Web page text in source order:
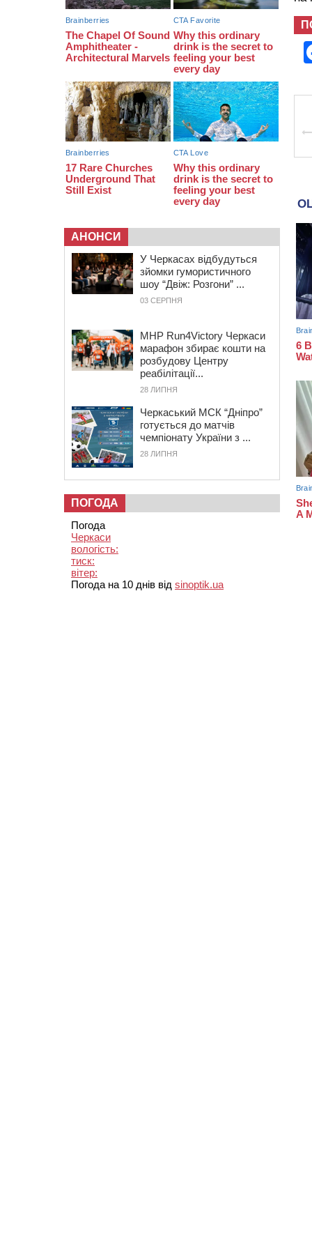
12:50 Внаслідок падіння вертольота
загинув 28-річний захисник зі
Сміли
АНОНСИ
У Черкасах відбудуться
зйомки гумористичного
шоу “Двіж: Розгони” ...
03 СЕРПНЯ
MHP Run4Victory Черкаси
марафон збирає кошти на
розбудову Центру
реабілітації...
28 ЛИПНЯ
Черкаський МСК “Дніпро”
готується до матчів
чемпіонату України з ...
28 ЛИПНЯ
ПОГОДА
Погода
Черкаси
вологість:
тиск:
вітер:
Погода на 10 днів від sinoptik.ua